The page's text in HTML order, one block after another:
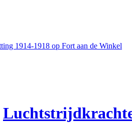
1914-1918 op Fort aan de Winkel